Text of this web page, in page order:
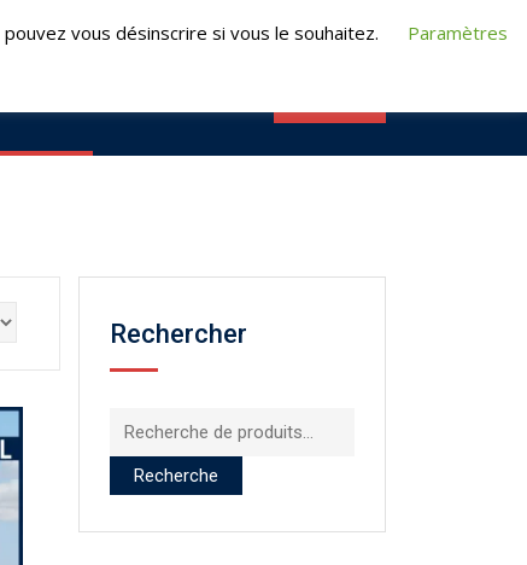
Rechercher
Recherche
pour :
Recherche
vous désinscrire si vous le souhaitez.
Paramètres